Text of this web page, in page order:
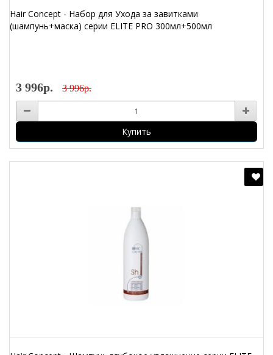
Hair Concept - Набор для Ухода за завитками
(шампунь+маска) серии ELITE PRO 300мл+500мл
3 996р. 3 996р.
Купить